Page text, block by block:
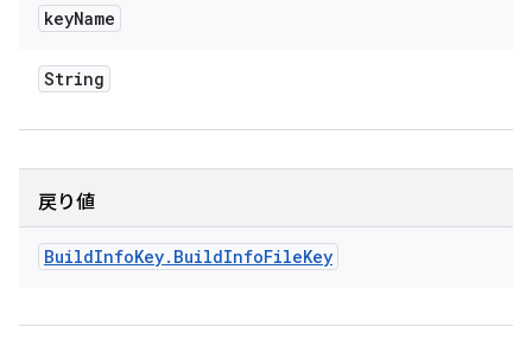
keyName
String
戻り値
BuildInfoKey. BuildInfoFileKey